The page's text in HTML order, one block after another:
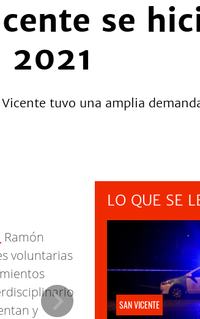
se
tuvo una amplia
Ramón
voluntarias
y
LO QUE SE
SAN VICENTE